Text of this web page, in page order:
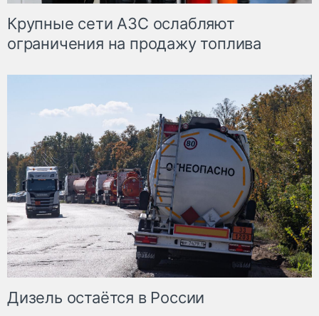
Крупные сети АЗС ослабляют
ограничения на продажу топлива
Дизель остаётся в России